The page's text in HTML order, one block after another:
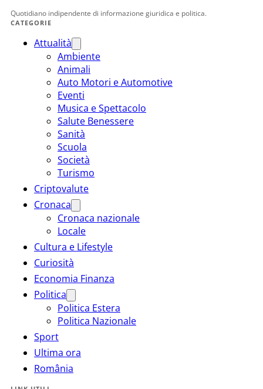
Quotidiano indipendente di informazione giuridica e politica.
CATEGORIE
Attualità
Ambiente
Animali
Auto Motori e Automotive
Eventi
Musica e Spettacolo
Salute Benessere
Sanità
Scuola
Società
Turismo
Criptovalute
Cronaca
Cronaca nazionale
Locale
Cultura e Lifestyle
Curiosità
Economia Finanza
Politica
Politica Estera
Politica Nazionale
Sport
Ultima ora
România